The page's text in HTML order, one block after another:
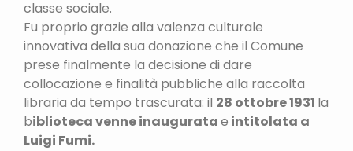
classe sociale.
Fu proprio grazie alla valenza culturale
innovativa della sua donazione che il Comune
prese finalmente la decisione di dare
collocazione e finalità pubbliche alla raccolta
libraria da tempo trascurata: il 28 ottobre 1931 la
biblioteca venne inauguratae intitolata a
Luigi Fumi.